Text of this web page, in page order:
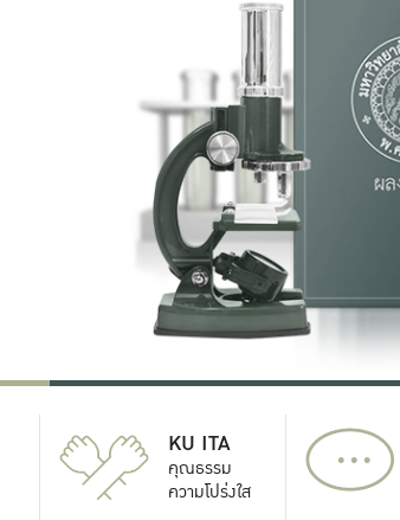
KU ITA
คุณธรรม
ความโปร่งใส
...